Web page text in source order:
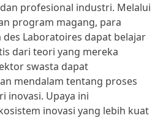
profesional industri. Melalui
program magang, para
Laboratoires dapat belajar
dari teori yang mereka
swasta dapat
mendalam tentang proses
inovasi. Upaya ini
inovasi yang lebih kuat